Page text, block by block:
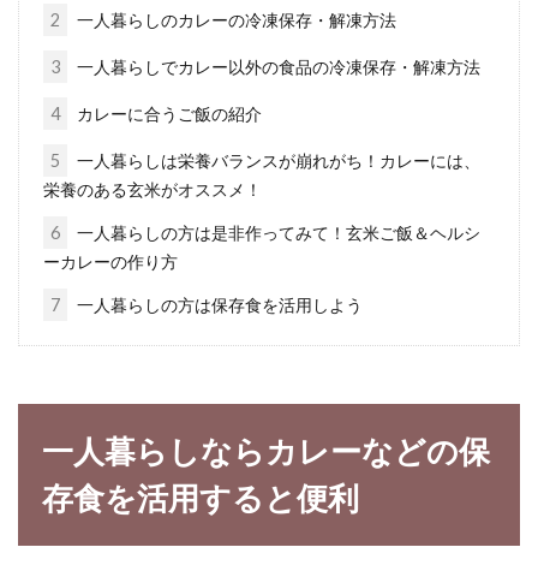
電子レンジやトースターを正しく使
電子レンジやトースターなどの調理家電は、意
外と正しいやり方や違いを知らない人も多いの
アレンジ方法をご紹介！
自宅でケーキを作ろうと思って生クリームを買
ったけれど、結局ケーキを作らず、生クリーム
2 一人暮らしのカレーの冷凍保存・解凍方法
3 一人暮らしでカレー以外の食品の冷凍保存・解凍方法
4 カレーに合うご飯の紹介
5
一人暮らしは栄養バランスが崩れがち！カレーには、
栄養のある玄米がオススメ！
6
一人暮らしの方は是非作ってみて！玄米ご飯＆ヘルシ
ーカレーの作り方
7 一人暮らしの方は保存食を活用しよう
一人暮らしならカレーなどの保
存食を活用すると便利